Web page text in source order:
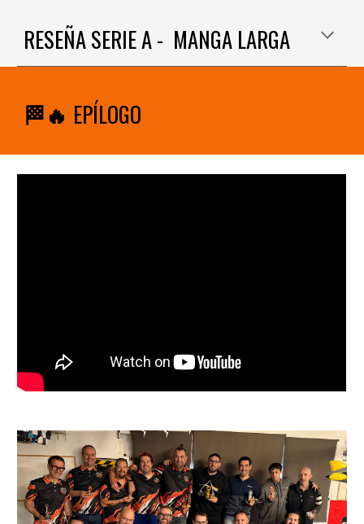
RESEÑA SERIE A - MANGA LARGA
🏁🔥 EPÍLOGO